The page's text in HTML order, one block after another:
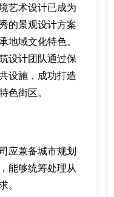
艺术设计已成为
的景观设计方案
地域文化特色。
设计团队通过保
设施，成功打造
色街区。
应兼备城市规划
能够统筹处理从